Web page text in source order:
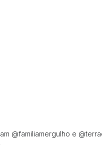
@familiamergulho e